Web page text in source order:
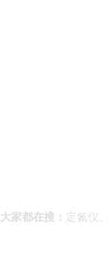
大家都在搜： 定氮仪